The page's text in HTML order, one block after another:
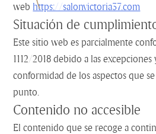
web https://salonvictoria37.com
Situación de
Este sitio web es parcialmente
1112/2018 debido a las excepciones
conformidad de los aspectos que
punto.
Contenido no accesible
El contenido que se recoge a